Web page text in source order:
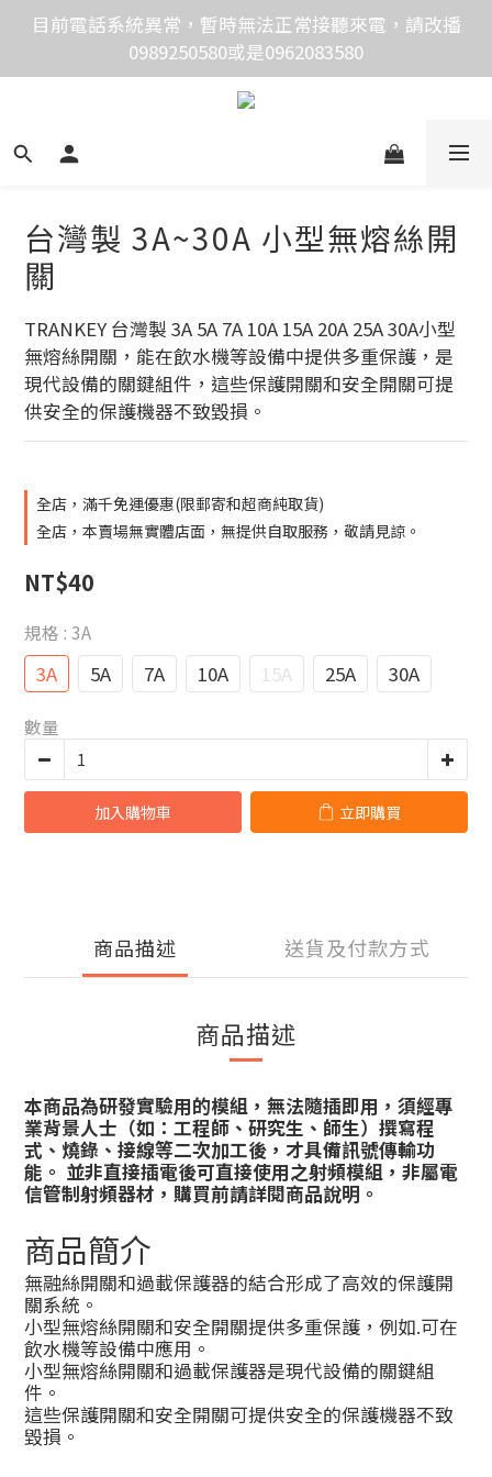
價格均含稅，下單享優惠！歡迎大量採購，由專人提供
專案報價。
目前電話系統異常，暫時無法正常接聽來電，請改播
0989250580或是0962083580
價格均含稅，下單享優惠！歡迎大量採購，由專人提供
台灣製 3A~30A 小型無熔絲開
關
TRANKEY 台灣製 3A 5A 7A 10A 15A 20A 25A 30A小型
無熔絲開關，能在飲水機等設備中提供多重保護，是
現代設備的關鍵組件，這些保護開關和安全開關可提
供安全的保護機器不致毀損。
全店，滿千免運優惠(限郵寄和超商純取貨)
全店，本賣場無實體店面，無提供自取服務，敬請見諒。
NT$40
規格 : 3A
3A 5A 7A 10A 15A 25A 30A
數量
加入購物車 立即購買
商品描述 送貨及付款方式
商品描述
本商品為研發實驗用的模組，無法隨插即用，須經專
業背景人士（如：工程師、研究生、師生）撰寫程
式、燒錄、接線等二次加工後，才具備訊號傳輸功
能。 並非直接插電後可直接使用之射頻模組，非屬電
信管制射頻器材，購買前請詳閱商品說明。
商品簡介
無融絲開關和過載保護器的結合形成了高效的保護開
關系統。
小型無熔絲開關和安全開關提供多重保護，例如.可在
飲水機等設備中應用。
小型無熔絲開關和過載保護器是現代設備的關鍵組
件。
這些保護開關和安全開關可提供安全的保護機器不致
毀損。